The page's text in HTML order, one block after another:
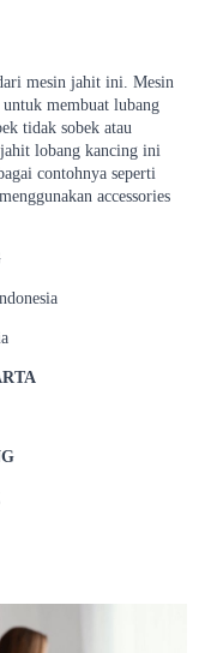
mesin jahit ini. Mesin
membuat lubang
tidak sobek atau
jahit lobang kancing ini
contohnya seperti
accessories